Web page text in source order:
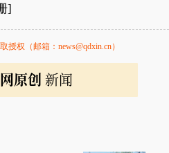
]
权（邮箱：news@qdxin.cn）
原创 新闻